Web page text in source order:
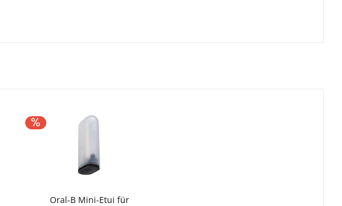
Oral-B Mini-Etui für